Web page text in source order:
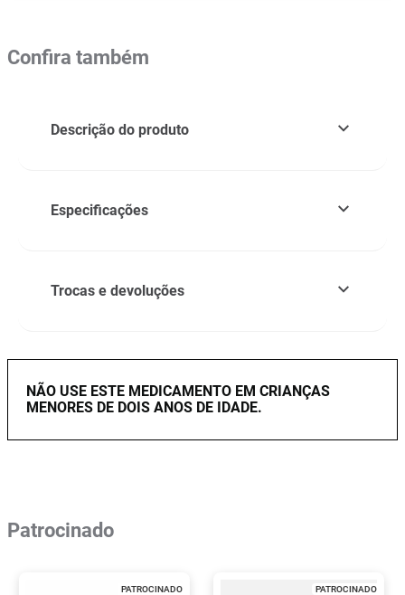
Confira também
Descrição do produto
Especificações
Trocas e devoluções
NÃO USE ESTE MEDICAMENTO EM CRIANÇAS
MENORES DE DOIS ANOS DE IDADE.
Patrocinado
PATROCINADO PATROCINADO